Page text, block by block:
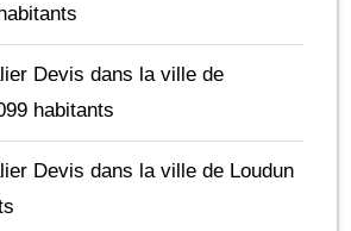
Devis dans la ville de
habitants
Devis dans la ville de Loudun